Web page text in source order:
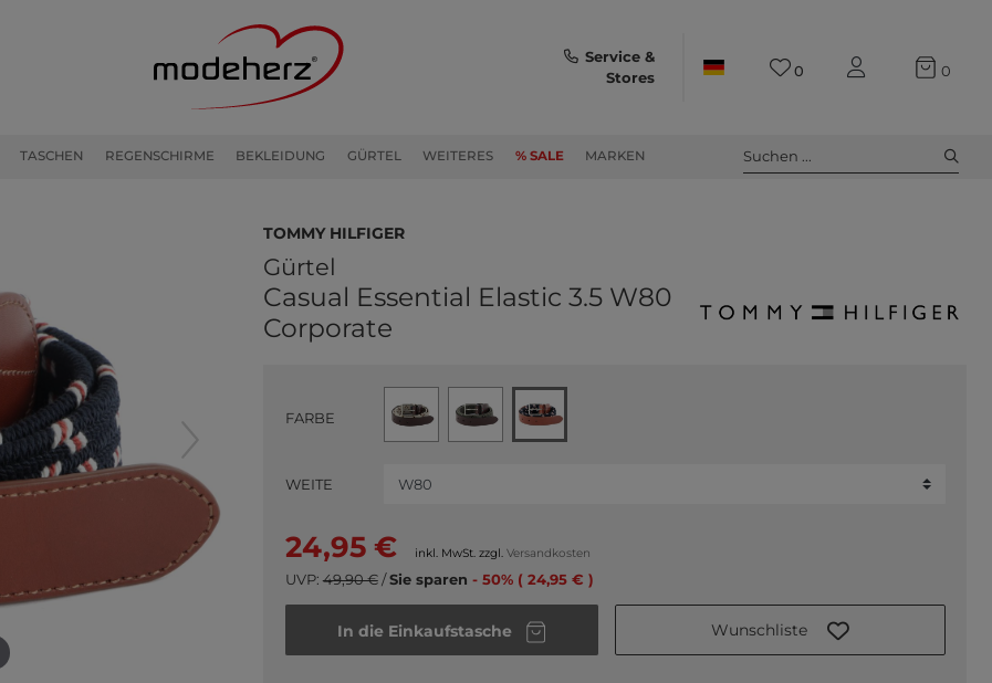
TASCHEN REGENSCHIRME BEKLEIDUNG GÜRTEL WEITERES % SALE MARKEN
Service &
Stores
0 0
Suchen ...
TOMMY HILFIGER
Gürtel
Casual Essential Elastic 3.5 W80
Corporate
FARBE
WEITE
24,95 € inkl. MwSt. zzgl. Versandkosten
UVP: 49,90 €/Sie sparen - 50% ( 24,95 € )
In die Einkaufstasche Wunschliste